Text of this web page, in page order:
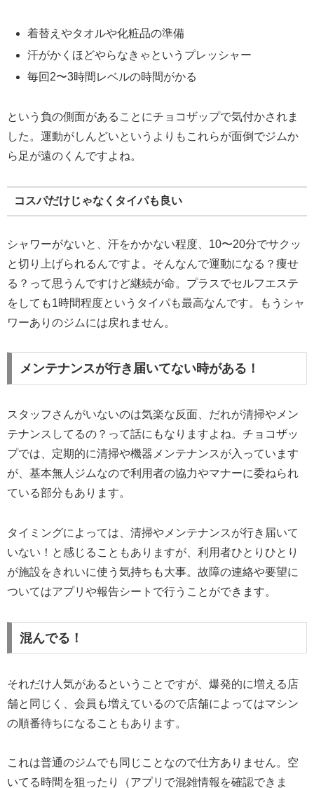
着替えやタオルや化粧品の準備
汗がかくほどやらなきゃというプレッシャー
毎回2〜3時間レベルの時間がかる
という負の側面があることにチョコザップで気付かされま
した。運動がしんどいというよりもこれらが面倒でジムか
ら足が遠のくんですよね。
コスパだけじゃなくタイパも良い
シャワーがないと、汗をかかない程度、10〜20分でサクッ
と切り上げられるんですよ。そんなんで運動になる？痩せ
る？って思うんですけど継続が命。プラスでセルフエステ
をしても1時間程度というタイパも最高なんです。もうシャ
ワーありのジムには戻れません。
メンテナンスが行き届いてない時がある！
スタッフさんがいないのは気楽な反面、だれが清掃やメン
テナンスしてるの？って話にもなりますよね。チョコザッ
プでは、定期的に清掃や機器メンテナンスが入っています
が、基本無人ジムなので利用者の協力やマナーに委ねられ
ている部分もあります。
タイミングによっては、清掃やメンテナンスが行き届いて
いない！と感じることもありますが、利用者ひとりひとり
が施設をきれいに使う気持ちも大事。故障の連絡や要望に
ついてはアプリや報告シートで行うことができます。
混んでる！
それだけ人気があるということですが、爆発的に増える店
舗と同じく、会員も増えているので店舗によってはマシン
の順番待ちになることもあります。
これは普通のジムでも同じことなので仕方ありません。空
いてる時間を狙ったり（アプリで混雑情報を確認できま